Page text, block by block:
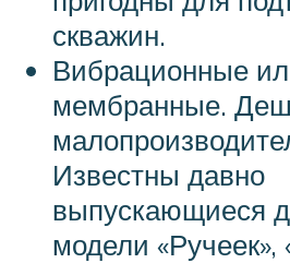
скважин.
Вибрационные
мембранные.
Известны давно
выпускающиеся
модели